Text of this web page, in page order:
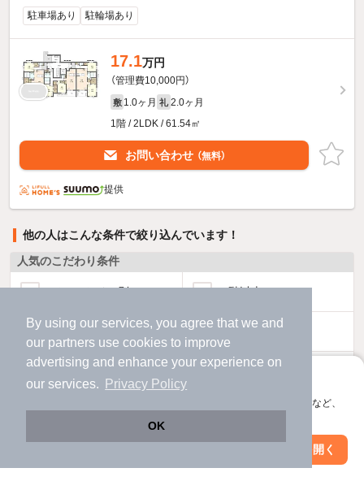
By using our services, you agree that we and
our partners use cookies to improve
advertising and enhance your experience on
our services.
Privacy Policy
OK
アプリに切り替えて、サクサクお部屋探し
会員登録なしですぐ使える。マップ検索やお気に入り保存など、
アプリを開く
駐車場あり
駐輪場あり
17.1万円
（管理費10,000円）
敷 1.0ヶ月 礼 2.0ヶ月
1階 / 2LDK / 61.54㎡
お問い合わせ （無料）
提供
他の人はこんな条件で絞り込んでいます！
人気のこだわり条件
バス・トイレ別 2階以上
駐車場あり ペット相談
洗濯機置場あり 独立洗面台
エアコンあり 都市ガス
絞り込み条件を変更